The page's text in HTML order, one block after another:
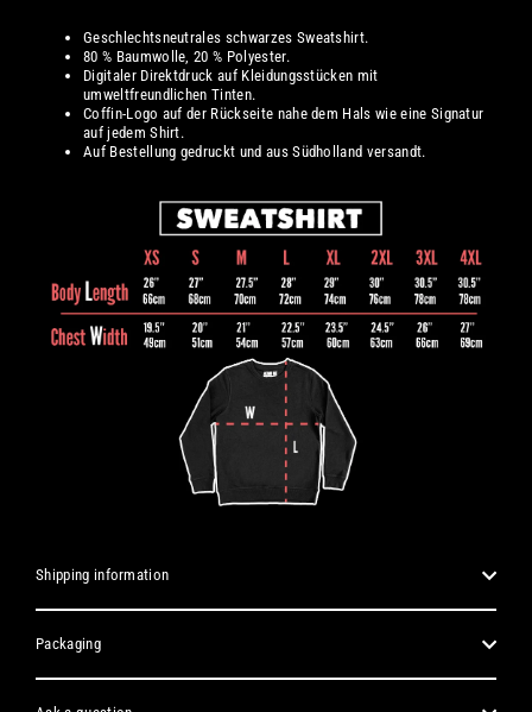
Geschlechtsneutrales schwarzes Sweatshirt.
80 % Baumwolle, 20 % Polyester.
Digitaler Direktdruck auf Kleidungsstücken mit
umweltfreundlichen Tinten.
Coffin-Logo auf der Rückseite nahe dem Hals wie eine Signatur
auf jedem Shirt.
Auf Bestellung gedruckt und aus Südholland versandt.
Shipping information
Packaging